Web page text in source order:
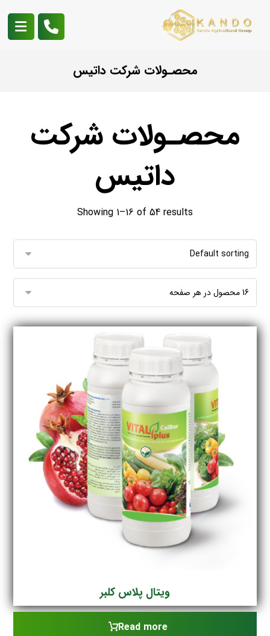
محصـولات شرکت داتیس
محصـولات شرکت
داتیس
Showing 1–16 of 54 results
ویتال پلاس کلبر
Read more